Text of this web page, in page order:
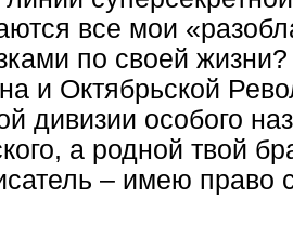
все мои
по своей
и Октябрьской
дивизии особого
а родной твой
– имею право